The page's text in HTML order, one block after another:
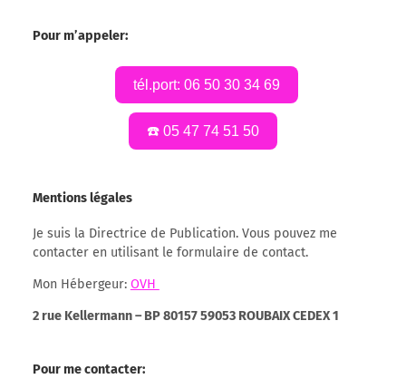
Pour m’appeler:
tél.port: 06 50 30 34 69
☎️ 05 47 74 51 50
Mentions légales
Je suis la Directrice de Publication. Vous pouvez me
contacter en utilisant le formulaire de contact.
Mon Hébergeur: OVH
2 rue Kellermann – BP 80157 59053 ROUBAIX CEDEX 1
Pour me contacter: